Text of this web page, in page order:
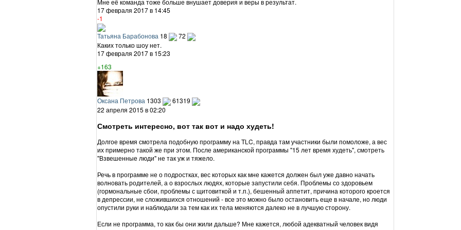
Мне её команда тоже больше внушает доверия и веры в результат.
17 февраля 2017 в 14:45
-1
Татьяна Барабонова 18
72
Каких только шоу нет.
17 февраля 2017 в 15:23
+163
Оксана Петрова 1303
61319
22 апреля 2015 в 02:20
Смотреть интересно, вот так вот и надо худеть!
Долгое время смотрела подобную программу на TLC, правда там участники были помоложе, а вес
их примерно такой же при этом. После американской программы "15 лет время худеть", смотреть
"Взвешенные люди" не так уж и тяжело.
Речь в программе не о подростках, вес которых как мне кажется должен был уже давно начать
волновать родителей, а о взрослых людях, которые запустили себя. Проблемы со здоровьем
(гормональные сбои, проблемы с щитовиткой и т.п.), бешенный аппетит, причина которого кроется
в депрессии, не сложившихся отношений - все это можно было остановить еще в начале, но люди
опустили руки и наблюдали за тем как их тела меняются далеко не в лучшую сторону.
Если не программа, то как бы они жили дальше? Мне кажется, любой адекватный человек видя